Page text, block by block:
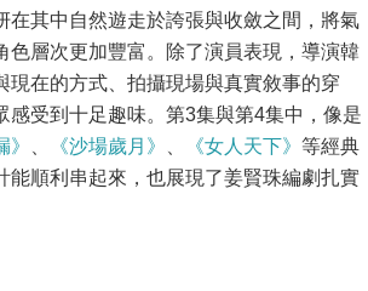
其中自然遊走於誇張與收斂之間，將氣
層次更加豐富。除了演員表現，導演韓
在的方式、拍攝現場與真實敘事的穿
受到十足趣味。第3集與第4集中，像是
》 《沙場歲月》 《女人天下》 等經典
順利串起來，也展現了姜賢珠編劇扎實